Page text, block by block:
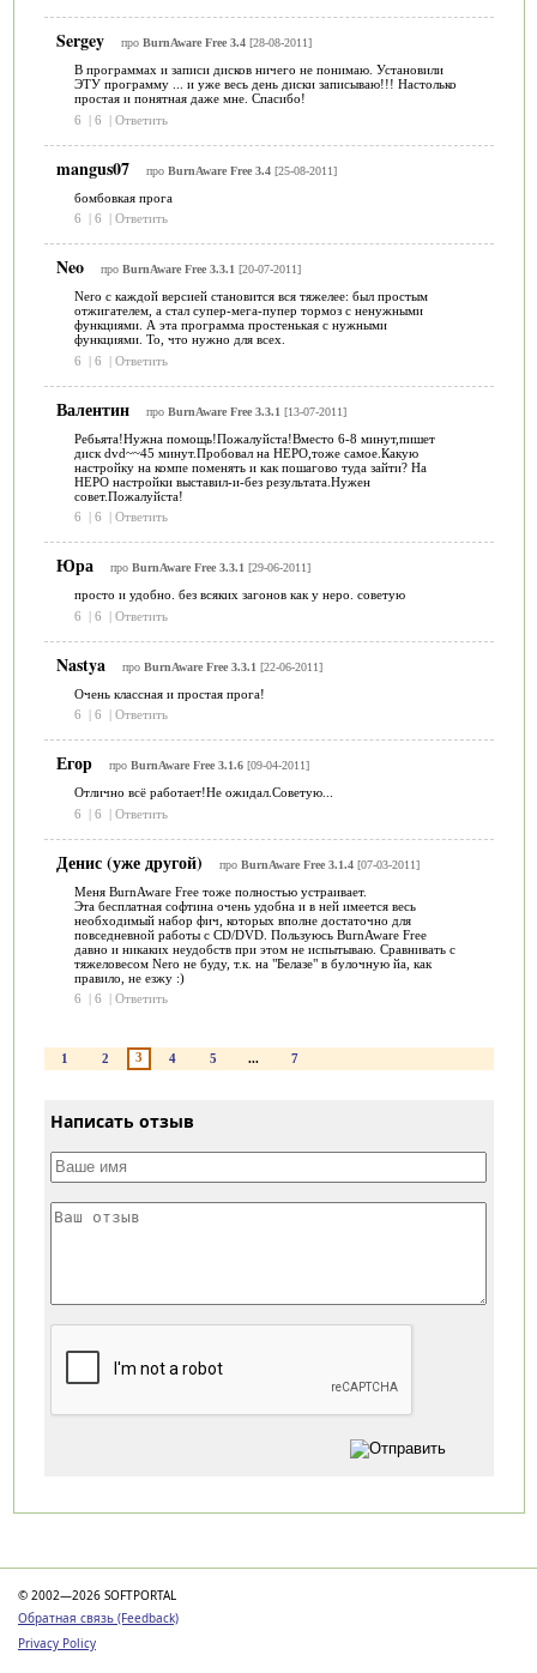
Sergey про BurnAware Free 3.4[28-08-2011]
В программах и записи дисков ничего не понимаю. Установили
ЭТУ программу ... и уже весь день диски записываю!!! Настолько
простая и понятная даже мне. Спасибо!
6
| 6 | Ответить
mangus07 про BurnAware Free 3.4[25-08-2011]
бомбовкая прога
6
| 6 | Ответить
Neo про BurnAware Free 3.3.1 [20-07-2011]
Nero с каждой версией становится вся тяжелее: был простым
отжигателем, а стал супер-мега-пупер тормоз с ненужными
функциями. А эта программа простенькая с нужными
функциями. То, что нужно для всех.
6
| 6 | Ответить
Валентин про BurnAware Free 3.3.1 [13-07-2011]
Ребьята!Нужна помощь!Пожалуйста!Вместо 6-8 минут,пишет
диск dvd~~45 минут.Пробовал на НЕРО,тоже самое.Какую
настройку на компе поменять и как пошагово туда зайти? На
НЕРО настройки выставил-и-без результата.Нужен
совет.Пожалуйста!
6
| 6 | Ответить
Юра про BurnAware Free 3.3.1 [29-06-2011]
просто и удобно. без всяких загонов как у неро. советую
6
| 6 | Ответить
Nastya про BurnAware Free 3.3.1 [22-06-2011]
Очень классная и простая прога!
6
| 6 | Ответить
Егор про BurnAware Free 3.1.6[09-04-2011]
Отлично всё работает!Не ожидал.Советую...
6
| 6 | Ответить
Денис (уже другой) про BurnAware Free 3.1.4[07-03-2011]
Меня BurnAware Free тоже полностью устраивает.
Эта бесплатная софтина очень удобна и в ней имеется весь
необходимый набор фич, которых вполне достаточно для
повседневной работы с CD/DVD. Пользуюсь BurnAware Free
давно и никаких неудобств при этом не испытываю. Сравнивать с
тяжеловесом Nero не буду, т.к. на "Белазе" в булочную йа, как
правило, не езжу :)
6
| 6 | Ответить
1 2 3 4 5 ... 7
Написать отзыв
© 2002—2026 SOFTPORTAL
Обратная связь (Feedback)
Privacy Policy